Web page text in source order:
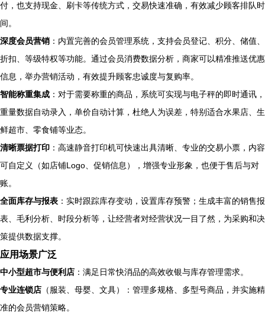
付，也支持现金、刷卡等传统方式，交易快速准确，有效减少顾客排队时
间。
深度会员营销 ：内置完善的会员管理系统，支持会员登记、积分、储值、
折扣、等级特权等功能。通过会员消费数据分析，商家可以精准推送优惠
信息，举办营销活动，有效提升顾客忠诚度与复购率。
智能称重集成 ：对于需要称重的商品，系统可实现与电子秤的即时通讯，
重量数据自动录入，单价自动计算，杜绝人为误差，特别适合水果店、生
鲜超市、零食铺等业态。
清晰票据打印 ：高速静音打印机可快速出具清晰、专业的交易小票，内容
可自定义（如店铺Logo、促销信息），增强专业形象，也便于售后与对
账。
全面库存与报表 ：实时跟踪库存变动，设置库存预警；生成丰富的销售报
表、毛利分析、时段分析等，让经营者对经营状况一目了然，为采购和决
策提供数据支撑。
应用场景广泛
中小型超市与便利店 ：满足日常快消品的高效收银与库存管理需求。
专业连锁店 （服装、母婴、文具）：管理多规格、多型号商品，并实施精
准的会员营销策略。